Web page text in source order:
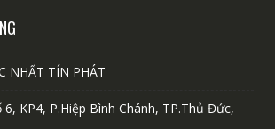
NHẤT TÍN PHÁT
KP4, P.Hiệp Bình Chánh, TP.Thủ Đức,